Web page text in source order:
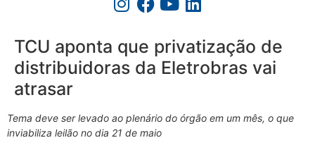
TCU aponta que privatização de
distribuidoras da Eletrobras vai
atrasar
Tema deve ser levado ao plenário do órgão em um mês, o que
inviabiliza leilão no dia 21 de maio